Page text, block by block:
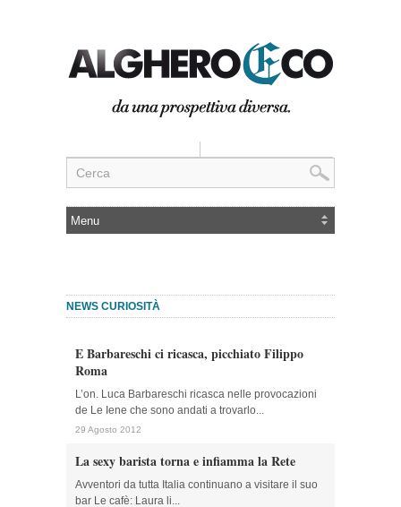
NEWS CURIOSITÀ
E Barbareschi ci ricasca, picchiato Filippo
Roma
L’on. Luca Barbareschi ricasca nelle provocazioni
de Le Iene che sono andati a trovarlo...
29 Agosto 2012
La sexy barista torna e infiamma la Rete
Avventori da tutta Italia continuano a visitare il suo
bar Le cafè: Laura li...